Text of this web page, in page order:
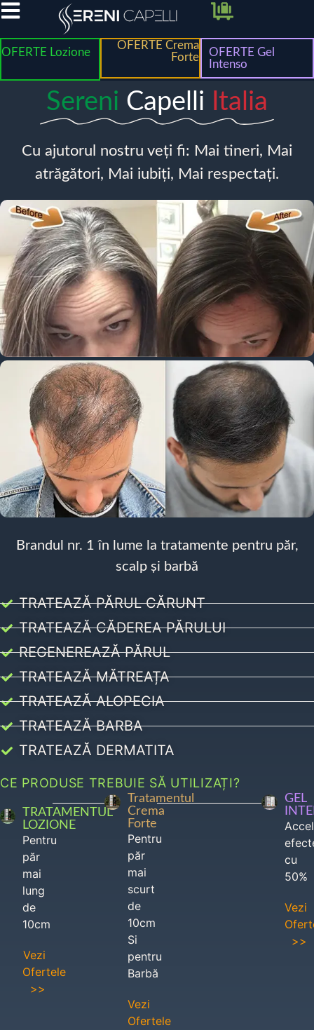
OFERTE Lozione
OFERTE Crema
Forte
OFERTE Gel
Intenso
Sereni Capelli Italia
Cu ajutorul nostru veți fi: Mai tineri, Mai
atrăgători, Mai iubiți, Mai respectați.
Brandul nr. 1 în lume la tratamente pentru păr,
scalp și barbă
TRATEAZĂ PĂRUL CĂRUNT
TRATEAZĂ CĂDEREA PĂRULUI
REGENEREAZĂ PĂRUL
TRATEAZĂ MĂTREAȚA
TRATEAZĂ ALOPECIA
TRATEAZĂ BARBA
TRATEAZĂ DERMATITA
CE PRODUSE TREBUIE SĂ UTILIZAȚI?
TRATAMENTUL
LOZIONE
Pentru
păr
mai
lung
de
10cm
Vezi
Ofertele
>>
Tratamentul
Crema
Forte
Pentru
păr
mai
scurt
de
10cm
Si
pentru
Barbă
Vezi
Ofertele
GEL
cu
50%
Vezi
>>